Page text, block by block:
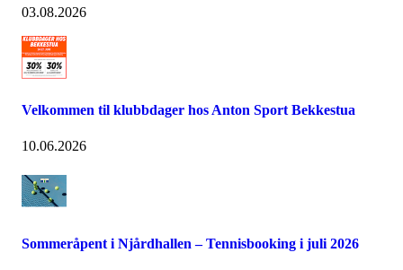
03.08.2026
Velkommen til klubbdager hos Anton Sport Bekkestua
10.06.2026
Sommeråpent i Njårdhallen – Tennisbooking i juli 2026